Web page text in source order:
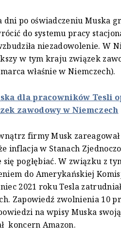
dni po oświadczeniu Muska
do systemu pracy
niezadowolenie. W
w tym kraju związek
właśnie w Niemczech).
dla pracowników Tesli
zawodowy w Niemczech
firmy Musk
inflacja w Stanach
pogłębiać. W związku z
do Amerykańskiej
2021 roku Tesla
Zapowiedź zwolnienia 10
na wpisy Muska
koncern Amazon.